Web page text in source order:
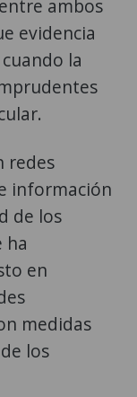
ambos
evidencia
la
redes
información
de los
ha
en
medidas
los